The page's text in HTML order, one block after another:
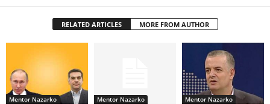
RELATED ARTICLES MORE FROM AUTHOR
Mentor Nazarko Mentor Nazarko Mentor Nazarko